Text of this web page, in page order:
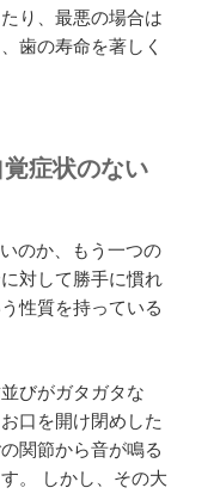
り、最悪の場合は
歯の寿命を著しく
症状のない
のか、もう一つの
対して勝手に慣れ
性質を持っている
びがガタガタな
口を開け閉めした
関節から音が鳴る
。 しかし、その大